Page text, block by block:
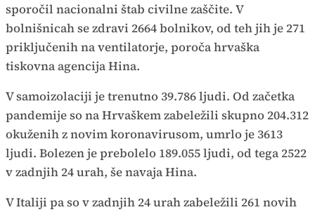
sporočil nacionalni štab civilne zaščite. V
bolnišnicah se zdravi 2664 bolnikov, od teh jih je 271
priključenih na ventilatorje, poroča hrvaška
tiskovna agencija Hina.
V samoizolaciji je trenutno 39.786 ljudi. Od začetka
pandemije so na Hrvaškem zabeležili skupno 204.312
okuženih z novim koronavirusom, umrlo je 3613
ljudi. Bolezen je prebolelo 189.055 ljudi, od tega 2522
v zadnjih 24 urah, še navaja Hina.
V Italiji pa so v zadnjih 24 urah zabeležili 261 novih